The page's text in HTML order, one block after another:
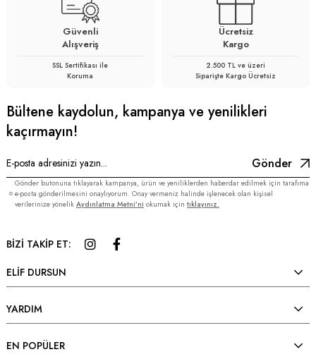
Güvenli
Alışveriş
SSL Sertifikası ile
Koruma
Ücretsiz
Kargo
2.500 TL ve üzeri
Siparişte Kargo Ücretsiz
Bültene kaydolun, kampanya ve yenilikleri
kaçırmayın!
Gönder
Gönder butonuna tıklayarak kampanya, ürün ve yeniliklerden haberdar edilmek için tarafıma
e-posta gönderilmesini onaylıyorum. Onay vermeniz halinde işlenecek olan kişisel
verilerinize yönelik Aydınlatma Metni’ni okumak için tıklayınız.
BİZİ TAKİP ET:
ELİF DURSUN
YARDIM
EN POPÜLER